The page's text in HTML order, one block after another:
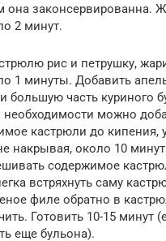
она законсервированна.
2 минут.
рис и петрушку,
1 минуты. Добавить
большую часть куриного
можно
кастрюли до кипения,
накрывая, около 10
содержимое
встряхнуть саму
филе обратно в
Готовить 10-15 минут
еще бульона).